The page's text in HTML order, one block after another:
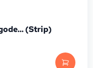
(Strip)